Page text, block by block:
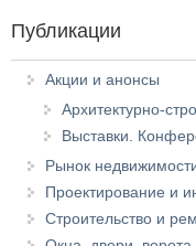
Публикации
Акции и анонсы
Архитектурно-
Выставки.
Рынок
Проектирование и
Строительство и